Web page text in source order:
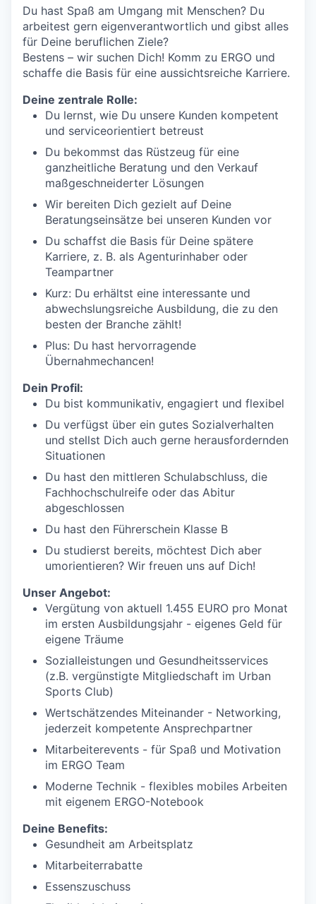
Du hast Spaß am Umgang mit Menschen? Du
arbeitest gern eigenverantwortlich und gibst alles
für Deine beruflichen Ziele?
Bestens – wir suchen Dich! Komm zu ERGO und
schaffe die Basis für eine aussichtsreiche Karriere.
Deine zentrale Rolle:
Du lernst, wie Du unsere Kunden kompetent
und serviceorientiert betreust
Du bekommst das Rüstzeug für eine
ganzheitliche Beratung und den Verkauf
maßgeschneiderter Lösungen
Wir bereiten Dich gezielt auf Deine
Beratungseinsätze bei unseren Kunden vor
Du schaffst die Basis für Deine spätere
Karriere, z. B. als Agenturinhaber oder
Teampartner
Kurz: Du erhältst eine interessante und
abwechslungsreiche Ausbildung, die zu den
besten der Branche zählt!
Plus: Du hast hervorragende
Übernahmechancen!
Dein Profil:
Du bist kommunikativ, engagiert und flexibel
Du verfügst über ein gutes Sozialverhalten
und stellst Dich auch gerne herausfordernden
Situationen
Du hast den mittleren Schulabschluss, die
Fachhochschulreife oder das Abitur
abgeschlossen
Du hast den Führerschein Klasse B
Du studierst bereits, möchtest Dich aber
umorientieren? Wir freuen uns auf Dich!
Unser Angebot:
Vergütung von aktuell 1.455 EURO pro Monat
im ersten Ausbildungsjahr - eigenes Geld für
eigene Träume
Sozialleistungen und Gesundheitsservices
(z.B. vergünstigte Mitgliedschaft im Urban
Sports Club)
Wertschätzendes Miteinander - Networking,
jederzeit kompetente Ansprechpartner
Mitarbeiterevents - für Spaß und Motivation
im ERGO Team
Moderne Technik - flexibles mobiles Arbeiten
mit eigenem ERGO-Notebook
Deine Benefits:
Gesundheit am Arbeitsplatz
Mitarbeiterrabatte
Essenszuschuss